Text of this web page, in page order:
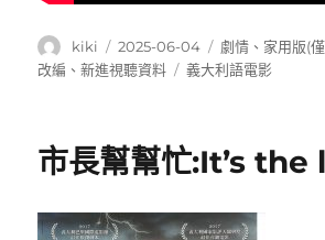
作
者
kiki
發
佈
2025-06-04
分
類
劇情 、 家用版(
改編 、新進視聽資料
標
義大利語電影
市長幫幫忙:It’s the